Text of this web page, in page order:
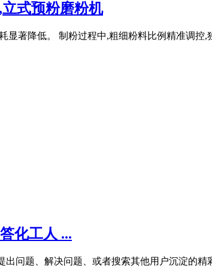
式预粉磨粉机
著降低。 制粉过程中,粗细粉料比例精准调
化工人 ...
问题、解决问题、或者搜索其他用户沉淀的精